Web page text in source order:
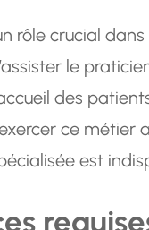
rôle crucial
le
des
ce métier
est